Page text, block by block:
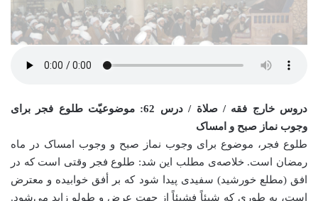
دروس خارج فقه / صلاة / درس 62: موضوعیّت طلوع فجر برای
وجوب نماز صبح و امساک
طلوع فجر، موضوع برای وجوب نماز صبح و وجوب امساک در ماه
رمضان است. خلاصه‌ی مطلب این شد: طلوع فجر وقتی است که در
افق (مطلع خورشید) سفیدی پیدا شود که بر أفق خوابیده و معترض
است، به طوری که شیئاً فشیئاً از جهت عرض و طولو زاید می‌شود.